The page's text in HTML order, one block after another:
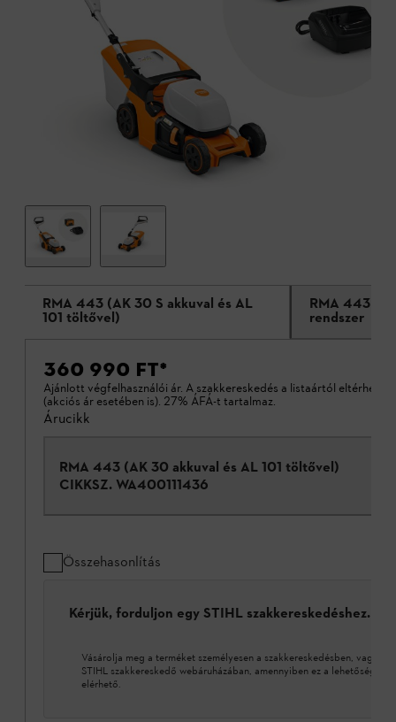
RMA 443 (AK 30 S akkuval és AL
101 töltővel)
RMA 443
rendszer
360 990 FT*
Ajánlott végfelhasználói ár. A szakkereskedés a listaártól eltérhet
(akciós ár esetében is). 27% ÁFÁ-t tartalmaz.
Árucikk
RMA 443 (AK 30 akkuval és AL 101 töltővel)
CIKKSZ. WA400111436
Összehasonlítás
Kérjük, forduljon egy STIHL szakkereskedéshez.
Vásárolja meg a terméket személyesen a szakkereskedésben, vagy a
STIHL szakkereskedő webáruházában, amennyiben ez a lehetőség
elérhető.